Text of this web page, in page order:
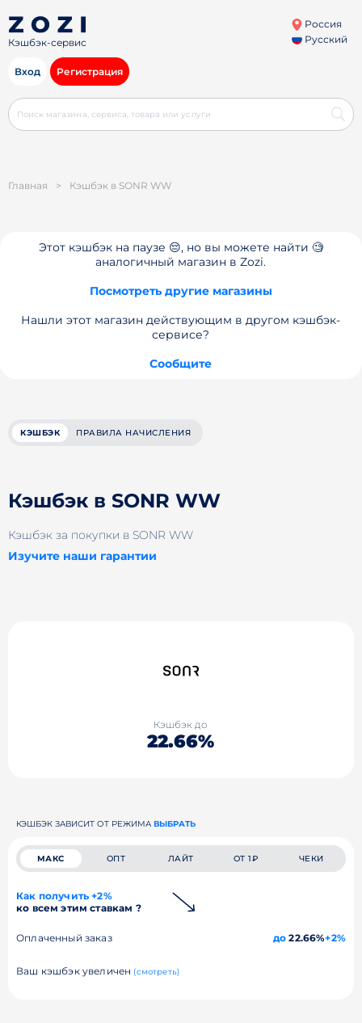
Кэшбэк-сервис
Россия
Русский
Вход Регистрация
Главная > Кэшбэк в SONR WW
Этот кэшбэк на паузе 😔, но вы можете найти 🧐
аналогичный магазин в Zozi.
Посмотреть другие магазины
Нашли этот магазин действующим в другом кэшбэк-
сервисе?
Сообщите
КЭШБЭК ПРАВИЛА НАЧИСЛЕНИЯ
Кэшбэк в SONR WW
Кэшбэк за покупки в SONR WW
Изучите наши гарантии
Кэшбэк до
22.66%
КЭШБЭК ЗАВИСИТ ОТ РЕЖИМА ВЫБРАТЬ
МАКС ОПТ ЛАЙТ ОТ 1₽ ЧЕКИ
Как получить +2%
ко всем этим ставкам ?
Оплаченный заказ до 22.66%+2%
Ваш кэшбэк увеличен (смотреть)